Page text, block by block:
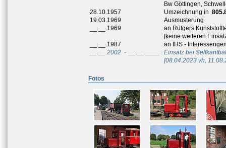
Bw Göttingen,
28.10.1957
Umzeichnung in
19.03.1969
Ausmusterung
__.__.1969
an Rütgers
[keine weiteren
__.__.1987
an IHS -
__.__.2002 - __.__.____
Einsatz bei
[08.04.2023 vh,
Fotos